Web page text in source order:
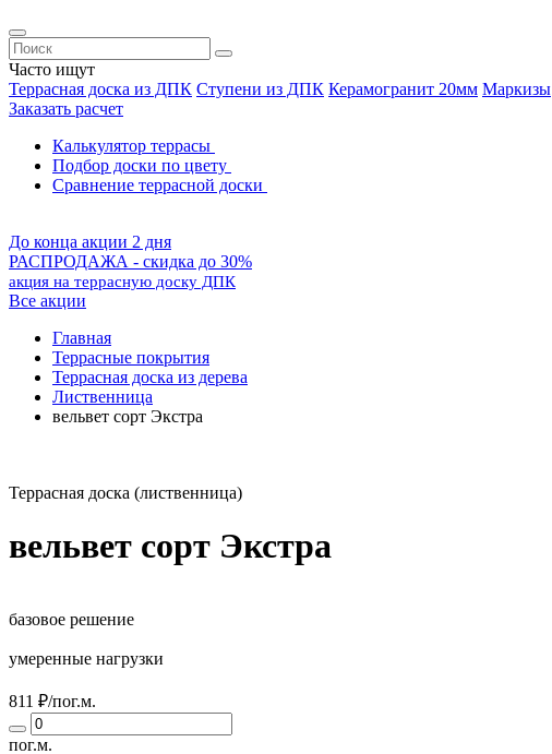
Часто ищут
Террасная доска из ДПК Ступени из ДПК Керамогранит 20мм Маркизы
Заказать расчет
Калькулятор террасы
Подбор доски по цвету
Сравнение террасной доски
До конца акции 2 дня
РАСПРОДАЖА - скидка до 30%
акция на террасную доску ДПК
Все акции
Главная
Террасные покрытия
Террасная доска из дерева
Лиственница
вельвет сорт Экстра
Террасная доска (лиственница)
вельвет сорт Экстра
базовое решение
умеренные нагрузки
811 ₽/пог.м.
пог.м.